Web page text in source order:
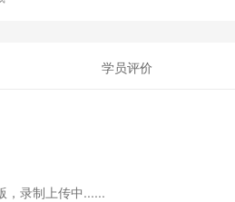
学员评价
，录制上传中......